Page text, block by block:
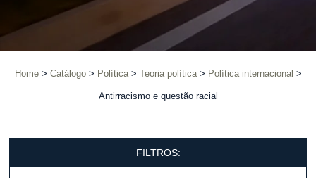
Home Catálogo Política Teoria política Política internacional
Antirracismo e questão racial
FILTROS: